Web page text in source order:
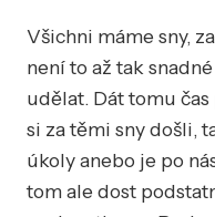
Všichni máme sny,
není to až tak
udělat. Dát tomu
si za těmi sny došli,
úkoly anebo je po
tom ale dost